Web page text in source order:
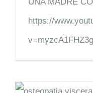
https://
v=myzcA1FHZ3g